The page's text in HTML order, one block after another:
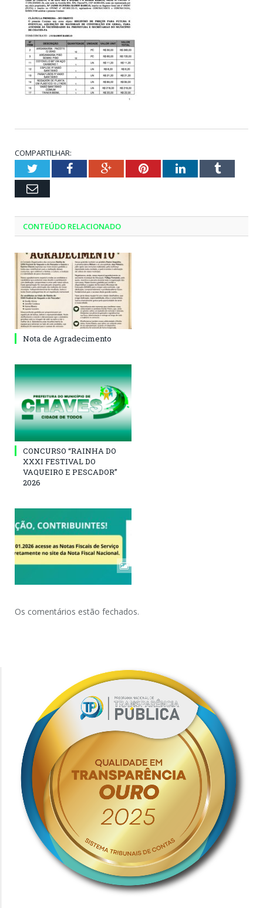
COMPARTILHAR:
TwitterFacebookGoogle+PinterestLinkedInTumblr
Email
CONTEÚDO RELACIONADO
Nota de Agradecimento
CONCURSO “RAINHA DO
XXXI FESTIVAL DO
VAQUEIRO E PESCADOR”
2026
Os comentários estão fechados.